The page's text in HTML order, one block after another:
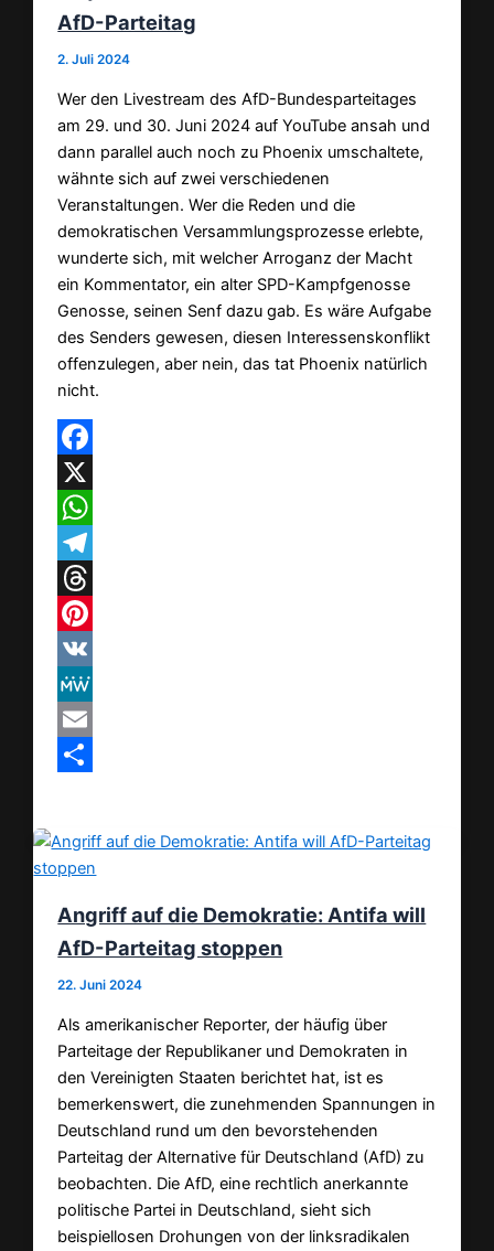
AfD-Parteitag
2. Juli 2024
Wer den Livestream des AfD-Bundesparteitages
am 29. und 30. Juni 2024 auf YouTube ansah und
dann parallel auch noch zu Phoenix umschaltete,
wähnte sich auf zwei verschiedenen
Veranstaltungen. Wer die Reden und die
demokratischen Versammlungsprozesse erlebte,
wunderte sich, mit welcher Arroganz der Macht
ein Kommentator, ein alter SPD-Kampfgenosse
Genosse, seinen Senf dazu gab. Es wäre Aufgabe
des Senders gewesen, diesen Interessenskonflikt
offenzulegen, aber nein, das tat Phoenix natürlich
nicht.
Facebook
X
WhatsApp
Telegram
Threads
Pinterest
VK
MeWe
Email
Angriff auf die Demokratie: Antifa will
AfD-Parteitag stoppen
22. Juni 2024
Als amerikanischer Reporter, der häufig über
Parteitage der Republikaner und Demokraten in
den Vereinigten Staaten berichtet hat, ist es
bemerkenswert, die zunehmenden Spannungen in
Deutschland rund um den bevorstehenden
Parteitag der Alternative für Deutschland (AfD) zu
beobachten. Die AfD, eine rechtlich anerkannte
politische Partei in Deutschland, sieht sich
beispiellosen Drohungen von der linksradikalen